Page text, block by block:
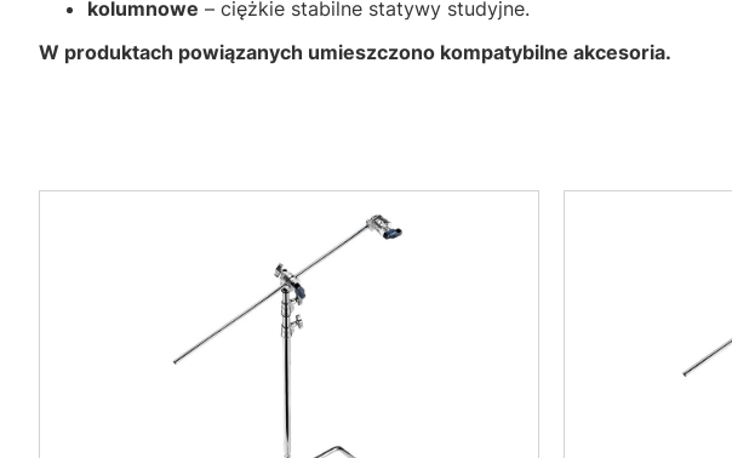
kolumnowe – ciężkie stabilne statywy studyjne.
W produktach powiązanych umieszczono kompatybilne akcesoria.